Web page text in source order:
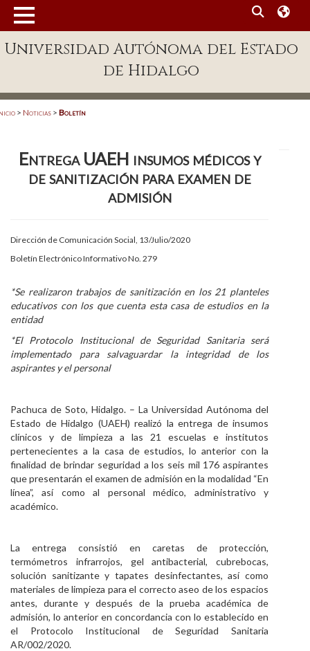
Enlaces
Patronato
Acreditación Internacional
Aspirantes
Personal
Alumni
Universidad Autónoma del Estado
de Hidalgo
> Noticias > Boletín
Entrega UAEH insumos médicos y
de sanitización para examen de
admisión
Dirección de Comunicación Social, 13/Julio/2020
Boletín Electrónico Informativo No. 279
*Se realizaron trabajos de sanitización en los 21 planteles
educativos con los que cuenta esta casa de estudios en la
entidad
*El Protocolo Institucional de Seguridad Sanitaria será
implementado para salvaguardar la integridad de los
aspirantes y el personal
Pachuca de Soto, Hidalgo. – La Universidad Autónoma del
Estado de Hidalgo (UAEH) realizó la entrega de insumos
clínicos y de limpieza a las 21 escuelas e institutos
pertenecientes a la casa de estudios, lo anterior con la
finalidad de brindar seguridad a los seis mil 176 aspirantes
que presentarán el examen de admisión en la modalidad “En
línea”, así como al personal médico, administrativo y
académico.
La entrega consistió en caretas de protección,
termómetros infrarrojos, gel antibacterial, cubrebocas,
solución sanitizante y tapates desinfectantes, así como
materiales de limpieza para el correcto aseo de los espacios
antes, durante y después de la prueba académica de
admisión, lo anterior en concordancia con lo establecido en
el Protocolo Institucional de Seguridad Sanitaria
AR/002/2020.